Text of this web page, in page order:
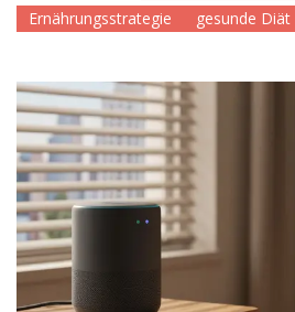
Ernährungsstrategie
gesunde Diät